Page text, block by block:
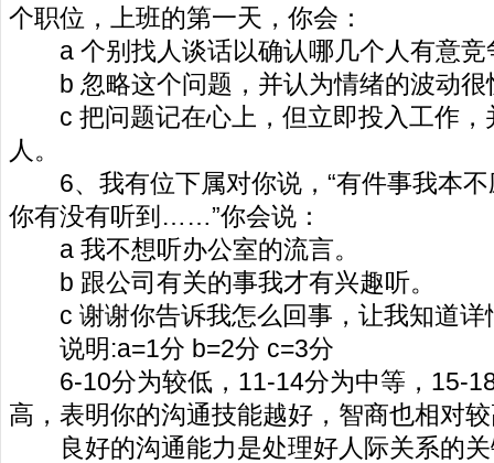
个职位，上班的第一天，你会：
a 个别找人谈话以确认哪几个人有意竞
b 忽略这个问题，并认为情绪的波动很
c 把问题记在心上，但立即投入工作，
人。
6、我有位下属对你说，“有件事我本不
你有没有听到……”你会说：
a 我不想听办公室的流言。
b 跟公司有关的事我才有兴趣听。
c 谢谢你告诉我怎么回事，让我知道详
说明:a=1分 b=2分 c=3分
6-10分为较低，11-14分为中等，15-
高，表明你的沟通技能越好，智商也相对
良好的沟通能力是处理好人际关系的关